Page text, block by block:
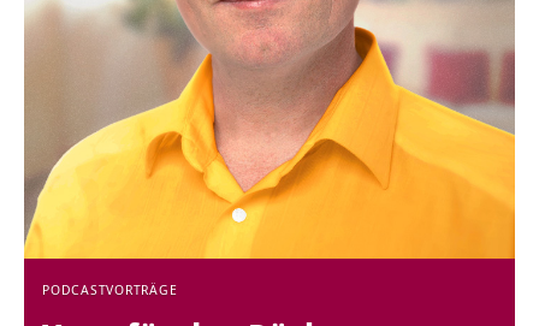
PODCASTVORTRÄGE